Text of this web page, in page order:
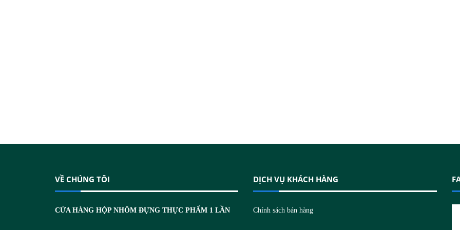
VỀ CHÚNG TÔI
CỬA HÀNG HỘP NHÔM ĐỰNG THỰC PHẨM 1 LẦN
DỊCH VỤ KHÁCH HÀNG
Chính sách bán hàng